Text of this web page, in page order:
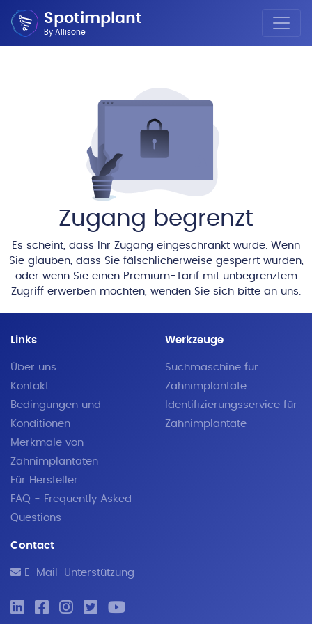
Spotimplant
By Allisone
Zugang begrenzt
Es scheint, dass Ihr Zugang eingeschränkt wurde. Wenn
Sie glauben, dass Sie fälschlicherweise gesperrt wurden,
oder wenn Sie einen Premium-Tarif mit unbegrenztem
Zugriff erwerben möchten, wenden Sie sich bitte an uns.
Links
Über uns
Kontakt
Bedingungen und
Konditionen
Merkmale von
Zahnimplantaten
Für Hersteller
FAQ - Frequently Asked
Questions
Werkzeuge
Suchmaschine für
Zahnimplantate
Identifizierungsservice für
Zahnimplantate
Contact
E-Mail-Unterstützung